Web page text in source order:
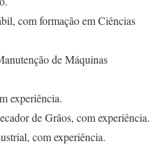
com formação em Ciências
de Máquinas
experiência.
de Grãos, com experiência.
com experiência.